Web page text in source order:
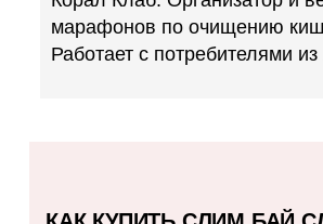
марафонов по очищению
Работает с потребителями из